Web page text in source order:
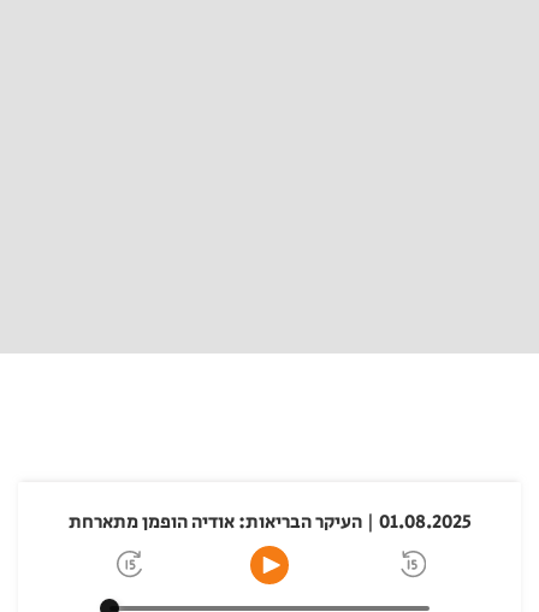
01.08.2025 | העיקר הבריאות: אודיה הופמן מתארחת